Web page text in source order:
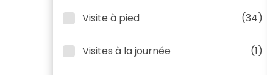
Visite à pied (34)
Visites à la journée (1)